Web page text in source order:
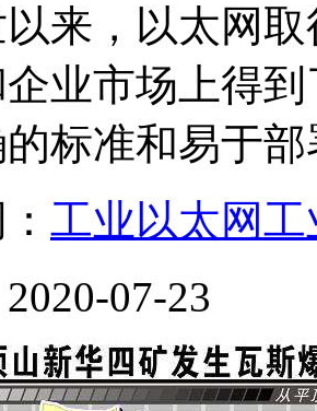
以来，以太网​
业市场上得
的标准和易于部
工业以太网工
07-23